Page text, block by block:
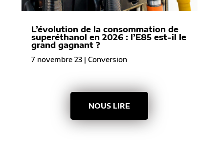
L’évolution de la consommation de
superéthanol en 2026 : l’E85 est-il le
grand gagnant ?
7 novembre 23| Conversion
NOUS LIRE